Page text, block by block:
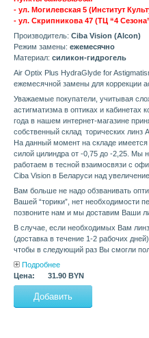
- ул. Могилевская 5 (Институт
- ул. Скрипникова 47 (ТЦ “4
Производитель: Ciba Vision (Alcon)
Режим замены: ежемесячно
Материал: силикон-гидрогель
Air Optix Plus HydraGlyde for
ежемесячной замены для коррекции
Уважаемые покупатели, учитывая
астигматизма в оптиках и кабинетах
года в нашем интернет-магазине
собственный склад торических линз
На данный момент на складе
силой цилиндра от -0,75 до -2,25. Мы
работаем в тесной взаимосвязи с
Ciba Vision в Беларуси над
Вам больше не надо обзванивать
Вашей “торики”, нет необходимости
позвоните нам и мы доставим Ваши
В случае, если необходимых Вам
(доставка в течение 1-2 рабочих
чтобы в следующий раз Вы смогли
Подробнее
31.90 BYN
Цена: